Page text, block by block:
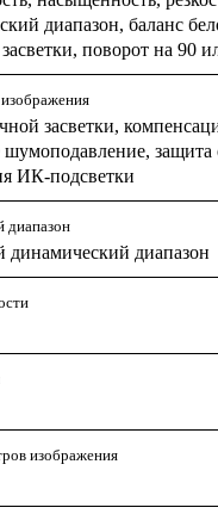
диапазон, баланс
поворот на 90
засветки,
шумоподавление, защита
ИК-подсветки
диапазон
диапазон
изображения